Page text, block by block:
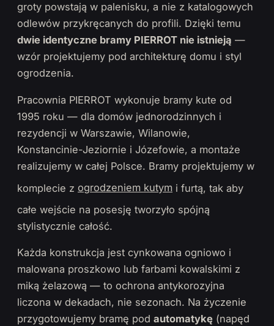
groty powstają w palenisku, a nie z katalogowych
odlewów przykręcanych do profili. Dzięki temu
dwie identyczne bramy PIERROT nie istnieją —
wzór projektujemy pod architekturę domu i styl
ogrodzenia.
Pracownia PIERROT wykonuje bramy kute od
1995 roku — dla domów jednorodzinnych i
rezydencji w Warszawie, Wilanowie,
Konstancinie-Jeziornie i Józefowie, a montaże
realizujemy w całej Polsce. Bramy projektujemy w
komplecie z ogrodzeniem kutym i furtą, tak aby
całe wejście na posesję tworzyło spójną
stylistycznie całość.
Każda konstrukcja jest cynkowana ogniowo i
malowana proszkowo lub farbami kowalskimi z
miką żelazową — to ochrona antykorozyjna
liczona w dekadach, nie sezonach. Na życzenie
przygotowujemy bramę pod automatykę (napęd